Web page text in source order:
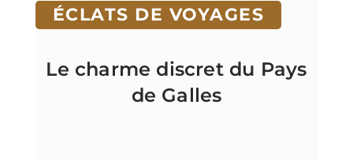
ÉCLATS DE VOYAGES
Le charme discret du Pays
de Galles